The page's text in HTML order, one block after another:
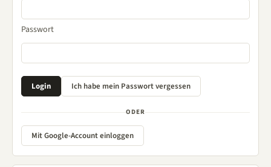
Passwort
ODER
Mit Google-Account einloggen